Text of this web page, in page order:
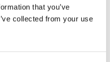
that you’ve
collected from your use